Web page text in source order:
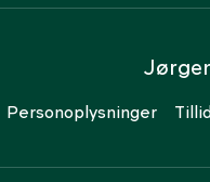
Personoplysninger